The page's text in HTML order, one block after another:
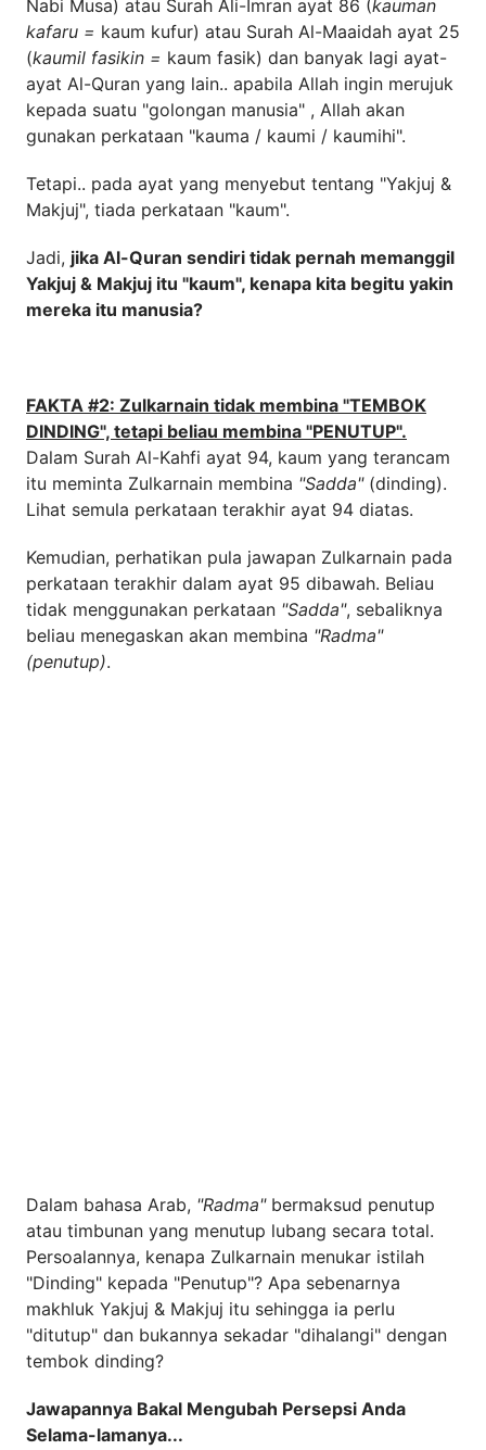
Nabi Musa) atau Surah Ali-Imran ayat 86 (kauman
kafaru = kaum kufur) atau Surah Al-Maaidah ayat 25
(kaumil fasikin = kaum fasik) dan banyak lagi ayat-
ayat Al-Quran yang lain.. apabila Allah ingin merujuk
kepada suatu "golongan manusia" , Allah akan
gunakan perkataan "kauma / kaumi / kaumihi".
Tetapi.. pada ayat yang menyebut tentang "Yakjuj &
Makjuj", tiada perkataan "kaum".
Jadi, jika Al-Quran sendiri tidak pernah memanggil
Yakjuj & Makjuj itu "kaum", kenapa kita begitu yakin
mereka itu manusia?
FAKTA #2: Zulkarnain tidak membina "TEMBOK
DINDING", tetapi beliau membina "PENUTUP".
Dalam Surah Al-Kahfi ayat 94, kaum yang terancam
itu meminta Zulkarnain membina "Sadda"(dinding).
Lihat semula perkataan terakhir ayat 94 diatas.
Kemudian, perhatikan pula jawapan Zulkarnain pada
perkataan terakhir dalam ayat 95 dibawah. Beliau
tidak menggunakan perkataan "Sadda", sebaliknya
beliau menegaskan akan membina "Radma"
(penutup).
Dalam bahasa Arab, "Radma"bermaksud penutup
atau timbunan yang menutup lubang secara total.
Persoalannya, kenapa Zulkarnain menukar istilah
"Dinding" kepada "Penutup"? Apa sebenarnya
makhluk Yakjuj & Makjuj itu sehingga ia perlu
"ditutup" dan bukannya sekadar "dihalangi" dengan
tembok dinding?
Jawapannya Bakal Mengubah Persepsi Anda
Selama-lamanya...